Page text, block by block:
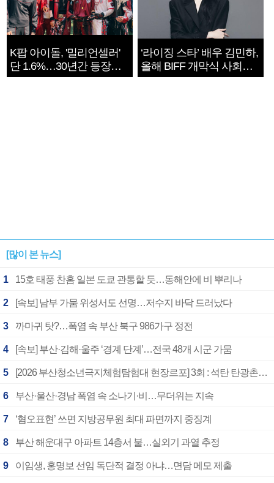
K팝 아이돌, '밀리언셀러'
단 1.6%…30년간 등장
1182개팀 전수조사
‘라이징 스타’ 배우 김민하,
올해 BIFF 개막식 사회자
확정
[많이 본 뉴스]
1 15호 태풍 찬홈 일본 도쿄 관통할 듯…동해안에 비 뿌리나
2 [속보] 남부 가뭄 위성서도 선명…저수지 바닥 드러났다
3 까마귀 탓?…폭염 속 부산 북구 986가구 정전
4 [속보] 부산·김해·울주 ‘경계 단계’…전국 48개 시군 가뭄
5 [2026 부산청소년극지체험탐험대 현장르포] 3회 : 석탄 탄광촌에서 북극 연구의 중심지로
6 부산·울산·경남 폭염 속 소나기·비…무더위는 지속
7 ‘혐오표현’ 쓰면 지방공무원 최대 파면까지 중징계
8 부산 해운대구 아파트 14층서 불…실외기 과열 추정
9 이임생, 홍명보 선임 독단적 결정 아냐…면담 메모 제출